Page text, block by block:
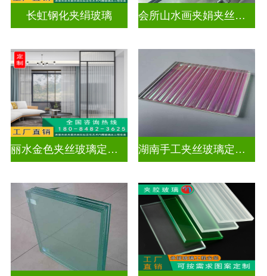
长虹钢化夹绢玻璃 会所山水画夹娟夹丝玻璃
丽水金色夹丝玻璃定制电话 湖南手工夹丝玻璃定制工厂